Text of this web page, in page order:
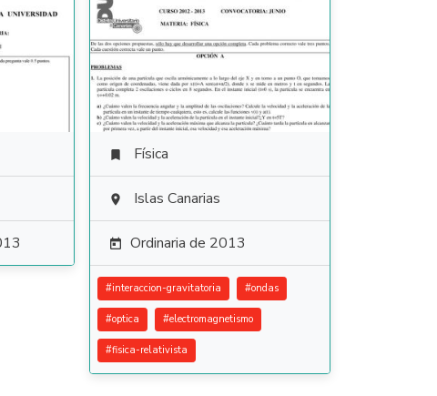
 Física
 Islas Canarias
 Ordinaria de 2013
#interaccion-gravitatoria #ondas
#optica #electromagnetismo
#fisica-relativista